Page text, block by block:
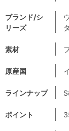
ブランド/シ
リーズ
素材
原産国
ラインナップ
ポイント